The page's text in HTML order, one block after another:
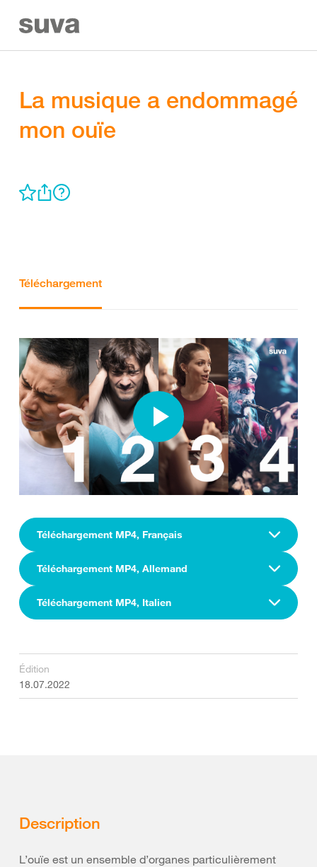
La musique a endommagé
mon ouïe
Téléchargement
Téléchargement MP4, Français
Téléchargement MP4, Allemand
Téléchargement MP4, Italien
Édition
18.07.2022
Description
L’ouïe est un ensemble d’organes particulièrement